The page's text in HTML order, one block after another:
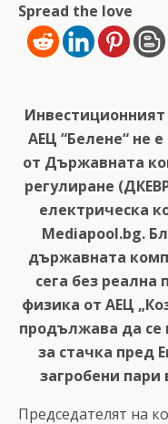
Spread the love
АЕЦ “Белене“ не
от Държавната
регулиране
електрическа
Mediapool.bg.
държавната
сега без
физика от АЕЦ
продължава да се
за стачка пред
загробени
Председателят на